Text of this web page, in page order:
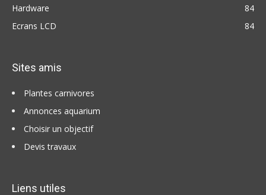
Hardware
84
Ecrans LCD
84
Sites amis
Plantes carnivores
Annonces aquarium
Choisir un objectif
Devis travaux
Liens utiles